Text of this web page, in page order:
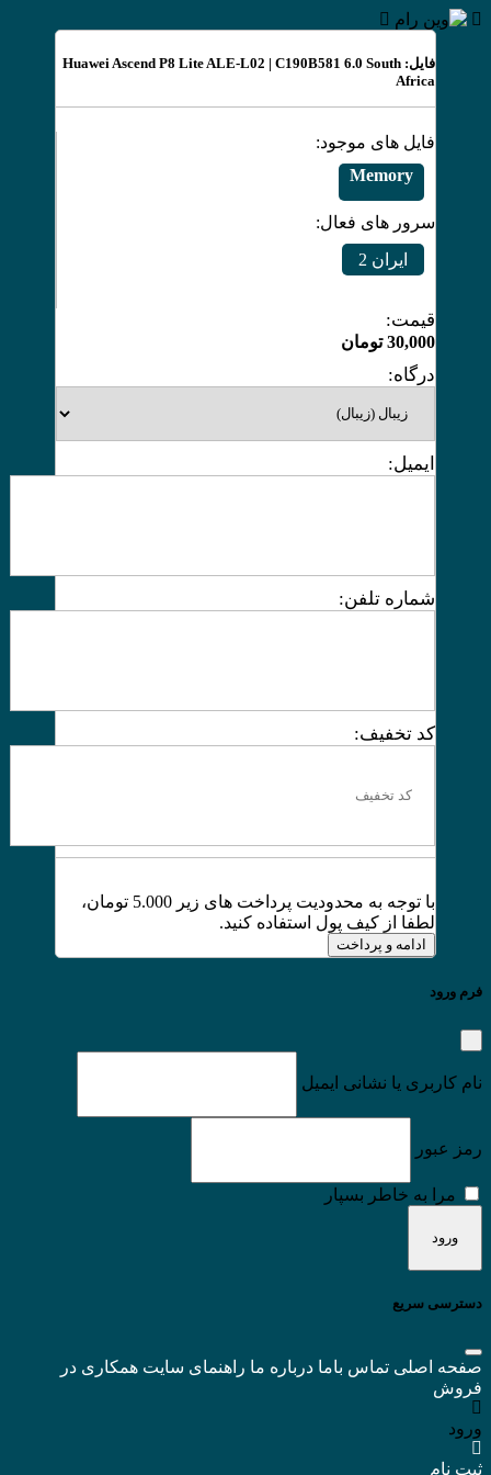
فایل: Huawei Ascend P8 Lite ALE-L02 | C190B581 6.0 South
Africa
فایل های موجود:
Memory
سرور های فعال:
ایران 2
قیمت:
30,000 تومان
درگاه:
ایمیل:
شماره تلفن:
کد تخفیف:
با توجه به محدودیت پرداخت های زیر 5.000 تومان،
لطفا از کیف پول استفاده کنید.
ادامه و پرداخت
فرم ورود
نام کاربری یا نشانی ایمیل
رمز عبور
مرا به خاطر بسپار
دسترسی سریع
صفحه اصلی تماس باما درباره ما راهنمای سایت همکاری در
فروش
ورود
ثبت نام